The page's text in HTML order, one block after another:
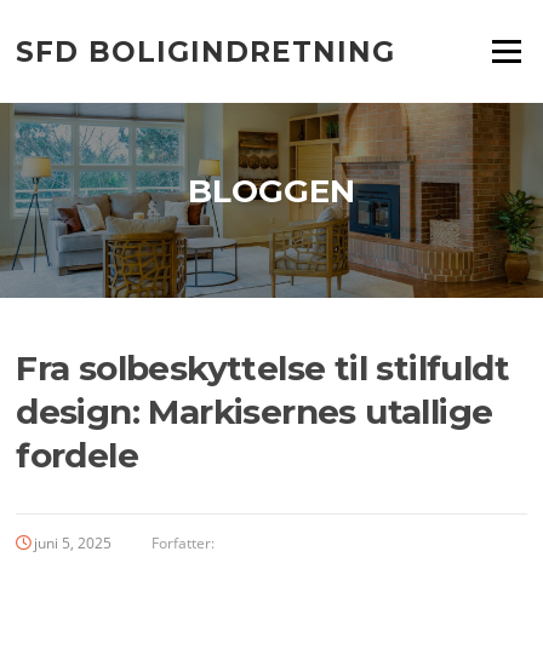
indhold
SFD BOLIGINDRETNING Menu
BLOGGEN
Fra solbeskyttelse til stilfuldt
design: Markisernes utallige
fordele
juni 5, 2025 Forfatter: